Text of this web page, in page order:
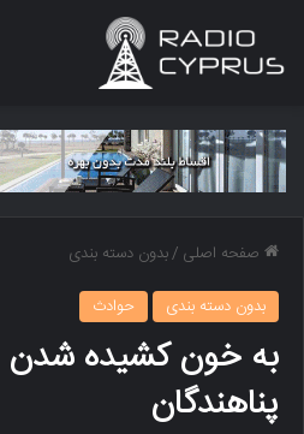
صفحه اصلی /بدون دسته بندی
بدون دسته بندی
حوادث
به خون کشیده شدن
پناهندگان